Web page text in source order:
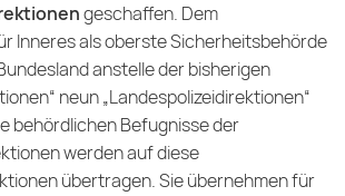
geschaffen. Dem
Inneres als oberste Sicherheitsbehörde
anstelle der bisherigen
neun „Landespolizeidirektionen“
behördlichen Befugnisse der
werden auf diese
übertragen. Sie übernehmen für